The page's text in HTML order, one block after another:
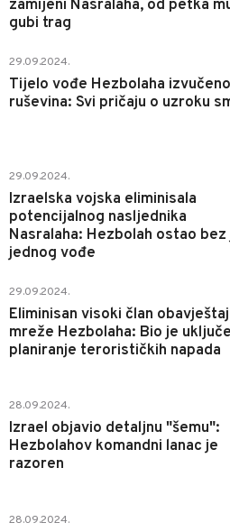
zamijeni Nasralaha, od petka
gubi trag
29.09.2024.
Tijelo vođe Hezbolaha
ruševina: Svi pričaju o uzroku
29.09.2024.
Izraelska vojska eliminisala
potencijalnog nasljednika
Nasralaha: Hezbolah ostao bez
jednog vođe
29.09.2024.
Eliminisan visoki član
mreže Hezbolaha: Bio je
planiranje terorističkih napada
28.09.2024.
Izrael objavio detaljnu "šemu":
Hezbolahov komandni lanac je
razoren
28.09.2024.